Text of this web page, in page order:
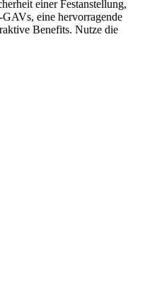
einer Festanstellung,
eine hervorragende
Benefits. Nutze die